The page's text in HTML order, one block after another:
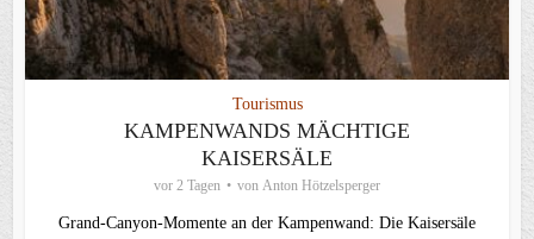
Tourismus
KAMPENWANDS MÄCHTIGE
KAISERSÄLE
vor 2 Tagen von Anton Hötzelsperger
Grand-Canyon-Momente an der Kampenwand: Die Kaisersäle